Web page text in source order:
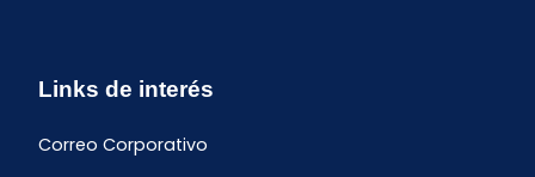
Links de interés
Correo Corporativo